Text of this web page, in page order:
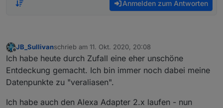
Anmelden zum Antworten
Offline
JB_Sullivanschrieb am 11. Okt. 2020, 20:08
zuletzt editiert von
Ich habe heute durch Zufall eine eher unschöne
Entdeckung gemacht. Ich bin immer noch dabei meine
Datenpunkte zu "veraliasen".
Ich habe auch den Alexa Adapter 2.x laufen - nun